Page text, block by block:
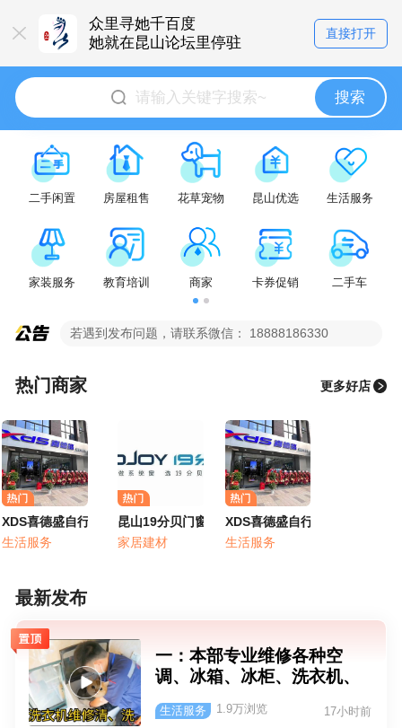
众里寻她千百度
她就在昆山论坛里停驻
直接打开
搜索
二手闲置 房屋租售 花草宠物 昆山优选 生活服务
家装服务 教育培训 商家 卡券促销 二手车
若遇到发布问题，请联系微信： 18888186330
热门商家 更多好店
店 喜德盛自行车（昆山城东店）
活服务
昆山19分贝门窗专卖店
家居建材
XDS喜德盛自行车（昆山城东店
生活服务
最新发布
一：本部专业维修各种空
调、冰箱、冰柜、洗衣机、
壁挂炉、制冷机、低温冷冻
生活服务 1.9万浏览 17小时前